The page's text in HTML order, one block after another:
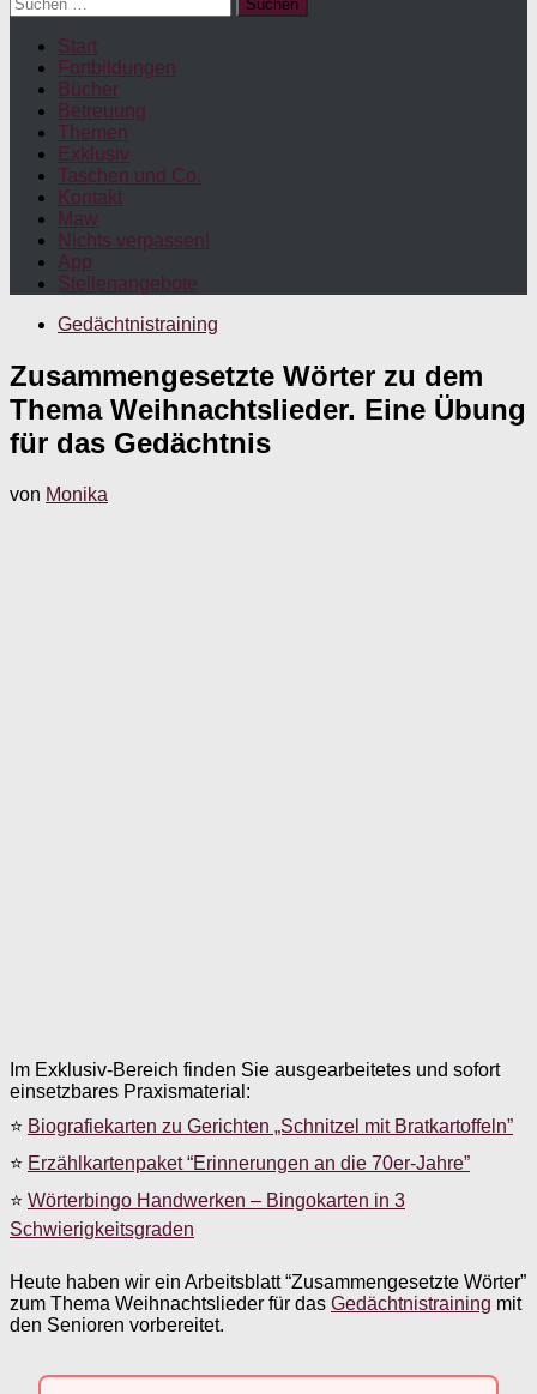
nach:
Start
Fortbildungen
Bücher
Betreuung
Themen
Exklusiv
Taschen und Co.
Kontakt
Maw
Nichts verpassen!
App
Stellenangebote
Gedächtnistraining
Zusammengesetzte Wörter zu dem
Thema Weihnachtslieder. Eine Übung
für das Gedächtnis
von Monika
Im Exklusiv-Bereich finden Sie ausgearbeitetes und sofort
einsetzbares Praxismaterial:
⭐ Biografiekarten zu Gerichten „Schnitzel mit Bratkartoffeln”
⭐ Erzählkartenpaket “Erinnerungen an die 70er-Jahre”
⭐ Wörterbingo Handwerken – Bingokarten in 3
Schwierigkeitsgraden
Heute haben wir ein Arbeitsblatt “Zusammengesetzte Wörter”
zum Thema Weihnachtslieder für das Gedächtnistraining mit
den Senioren vorbereitet.